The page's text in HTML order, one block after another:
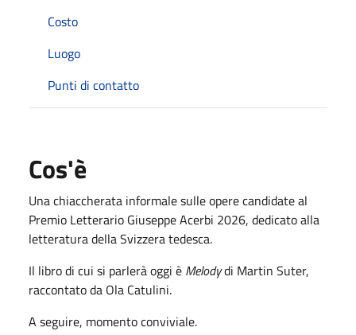
Costo
Luogo
Punti di contatto
Cos'è
Una chiaccherata informale sulle opere candidate al
Premio Letterario Giuseppe Acerbi 2026, dedicato alla
letteratura della Svizzera tedesca.
Il libro di cui si parlerà oggi è Melodydi Martin Suter,
raccontato da Ola Catulini.
A seguire, momento conviviale.